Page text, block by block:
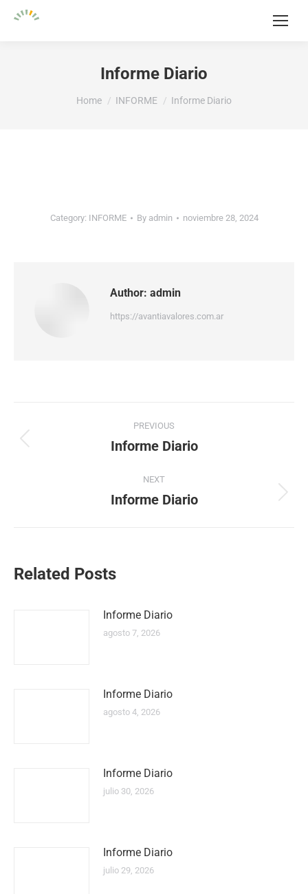
Informe Diario
You are here:
Home INFORME Informe Diario
Category: INFORME By admin noviembre 28, 2024
Author: admin
https://avantiavalores.com.ar
PREVIOUS
Informe Diario
NEXT
Informe Diario
Related Posts
Informe Diario
agosto 7, 2026
Informe Diario
agosto 4, 2026
Informe Diario
julio 30, 2026
Informe Diario
julio 29, 2026